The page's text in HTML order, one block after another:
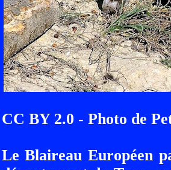
CC BY 2.0 - Photo de
Le Blaireau Européen